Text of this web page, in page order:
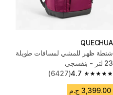
QUECHUA
شنطة ظهر للمشي لمسافات طويلة
23 لتر - بنفسجي
4.7
4.7 out of 5 stars from 6427 reviews
(6427)
3,399.00 ج.م